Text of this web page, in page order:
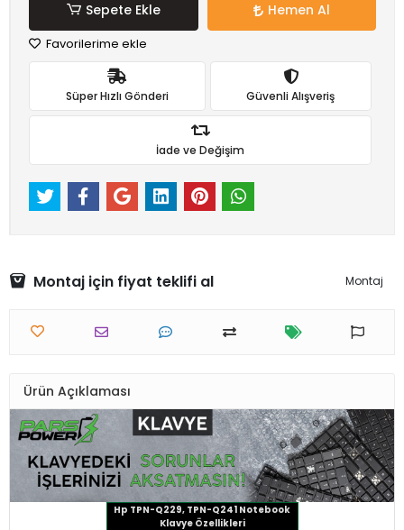
Sepete Ekle Hemen Al
Favorilerime ekle
Süper Hızlı Gönderi Güvenli Alışveriş
İade ve Değişim
Montaj için fiyat teklifi al Montaj
Ürün Açıklaması
Hp TPN-Q229, TPN-Q241 Notebook
Klavye Özellikleri